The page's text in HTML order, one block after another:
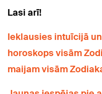
Lasi arī!
Ieklausies intuīcijā
horoskops visām
maijam visām